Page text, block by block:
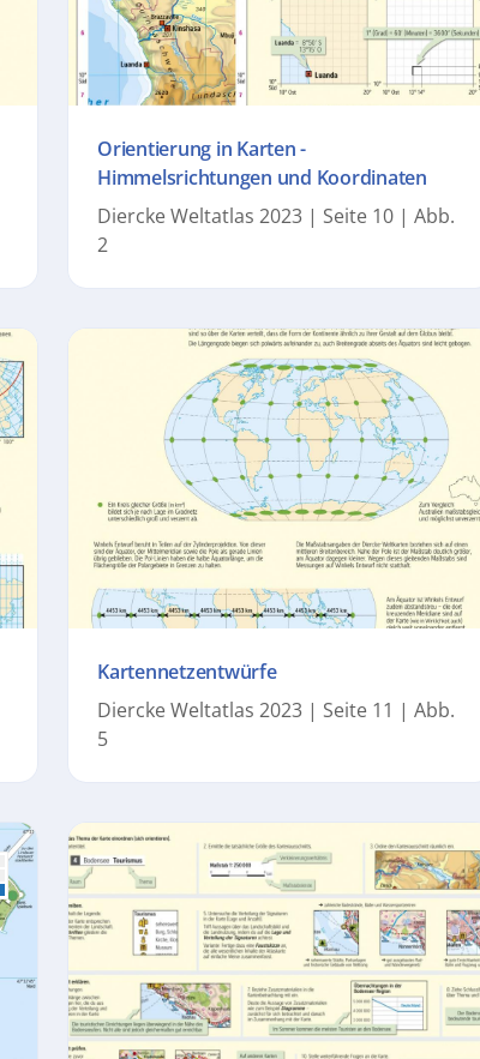
Orientierung in Karten -
Himmelsrichtungen und Koordinaten
Diercke Weltatlas 2023 | Seite 10 | Abb.
2
Kartennetzentwürfe
Diercke Weltatlas 2023 | Seite 11 | Abb.
5